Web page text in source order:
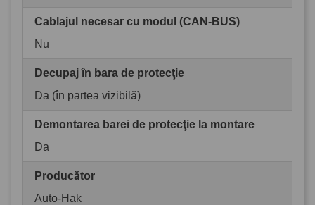
Cablajul necesar cu modul (CAN-BUS)
Nu
Decupaj în bara de protecţie
Da (în partea vizibilă)
Demontarea barei de protecţie la montare
Da
Producător
Auto-Hak